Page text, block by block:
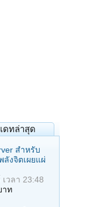
ดทล่าสุด
สำหรับ
ลังจิตเผยแผ่
เวลา 23:48
าท